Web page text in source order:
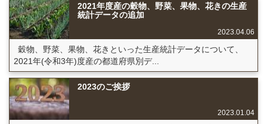
2021年度産の穀物、野菜、果物、花きの生産
統計データの追加
2023.04.06
穀物、野菜、果物、花きといった生産統計データについて、
2021年(令和3年)度産の都道府県別デ...
2023のご挨拶
2023.01.04